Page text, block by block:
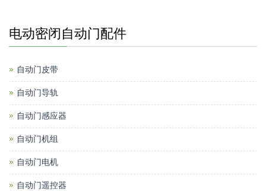
电动密闭自动门配件
自动门皮带
自动门导轨
自动门感应器
自动门机组
自动门电机
自动门遥控器